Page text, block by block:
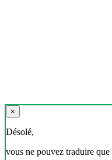
×
Désolé,
vous ne pouvez traduire